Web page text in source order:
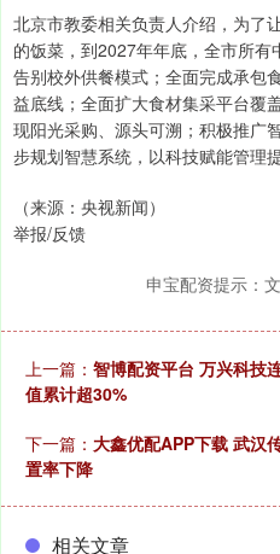
北京市教委相关负责人介绍，为了
的饭菜，到2027年年底，全市所
告别校外供餐模式；全面完成承包
益底线；全面扩大食材集采平台覆
现阳光采购、源头可溯；积极推广
步规划智慧系统，以科技赋能管理提
（来源：央视新闻）
举报/反馈
申宝配资提示：
上一篇： 智博配资平台 万兴科技
值累计超30%
下一篇： 大鑫优配APP下载 武汉
置率下降
相关文章